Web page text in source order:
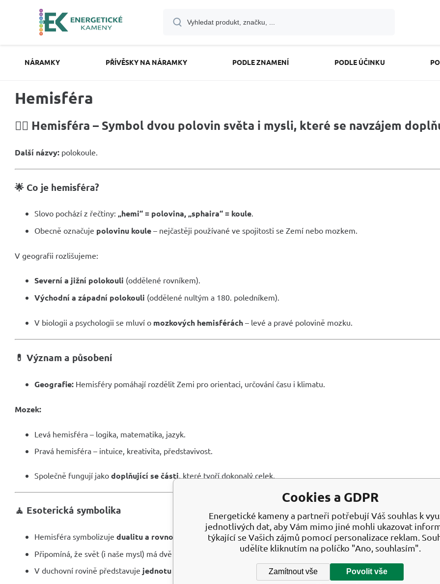
NÁRAMKY PŘÍVĚSKY NA NÁRAMKY PODLE ZNAMENÍ PODLE ÚČINKU
Hemisféra
🧙‍♂️ Hemisféra – Symbol dvou polovin světa i mysli, které se navzájem
Další názvy: polokoule.
🌟 Co je hemisféra?
Slovo pochází z řečtiny: „hemi“ = polovina, „sphaira“ = koule.
Obecně označuje polovinu koule – nejčastěji používané ve spojitosti se Zemí nebo mozkem.
V geografii rozlišujeme:
Severní a jižní polokouli (oddělené rovníkem).
Východní a západní polokouli (oddělené nultým a 180. poledníkem).
V biologii a psychologii se mluví o mozkových hemisférách – levé a pravé polovině mozku.
💊 Význam a působení
Geografie: Hemisféry pomáhají rozdělit Zemi pro orientaci, určování času i klimatu.
Mozek:
Levá hemisféra – logika, matematika, jazyk.
Pravá hemisféra – intuice, kreativita, představivost.
Společně fungují jako doplňující se části , které tvoří dokonalý celek.
🧘 Esoterická symbolika
Hemisféra symbolizuje dualitu a rovnováhu
– světlo a tmu, logiku a intuici, sever a jih.
Připomíná, že svět (i naše mysl) má dvě strany, které je třeba propojit, nikoli oddělovat.
V duchovní rovině představuje jednotu protikladů a cestu k celistvosti.
Cookies a GDPR
Energetické kameny a partneři potřebují Váš souhlas k
jednotlivých dat, aby Vám mimo jiné mohli ukazovat
týkající se Vašich zájmů pomocí personalizace reklam.
udělíte kliknutím na políčko "Ano, souhlasím".
Zamítnout vše Povolit vše